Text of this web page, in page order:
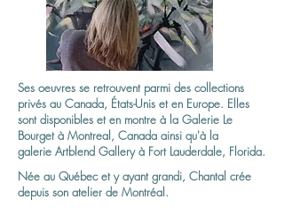
Née au Québec et y ayant grandi, Chantal crée
depuis son atelier de Montréal.
Ses oeuvres se retrouvent parmi des collections
privés au Canada, États-Unis et en Europe. Elles
sont disponibles et en montre à la Galerie Le
Bourget à Montreal, Canada ainsi qu'à la
galerie Artblend Gallery à Fort Lauderdale, Florida.